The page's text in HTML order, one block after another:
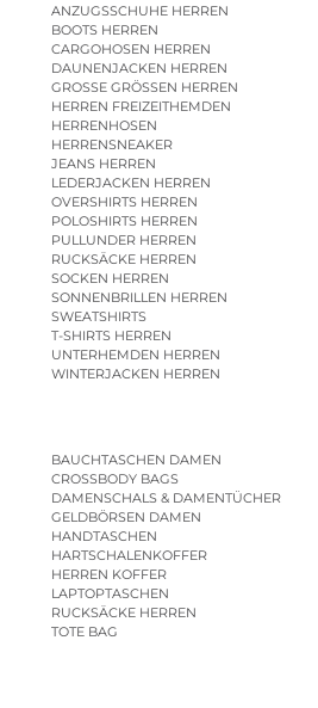
ANZUGSSCHUHE HERREN
BOOTS HERREN
CARGOHOSEN HERREN
DAUNENJACKEN HERREN
GROSSE GRÖSSEN HERREN
HERREN FREIZEITHEMDEN
HERRENHOSEN
HERRENSNEAKER
JEANS HERREN
LEDERJACKEN HERREN
OVERSHIRTS HERREN
POLOSHIRTS HERREN
PULLUNDER HERREN
RUCKSÄCKE HERREN
SOCKEN HERREN
SONNENBRILLEN HERREN
SWEATSHIRTS
T-SHIRTS HERREN
UNTERHEMDEN HERREN
WINTERJACKEN HERREN
BAUCHTASCHEN DAMEN
CROSSBODY BAGS
DAMENSCHALS & DAMENTÜCHER
GELDBÖRSEN DAMEN
HANDTASCHEN
HARTSCHALENKOFFER
HERREN KOFFER
LAPTOPTASCHEN
RUCKSÄCKE HERREN
TOTE BAG